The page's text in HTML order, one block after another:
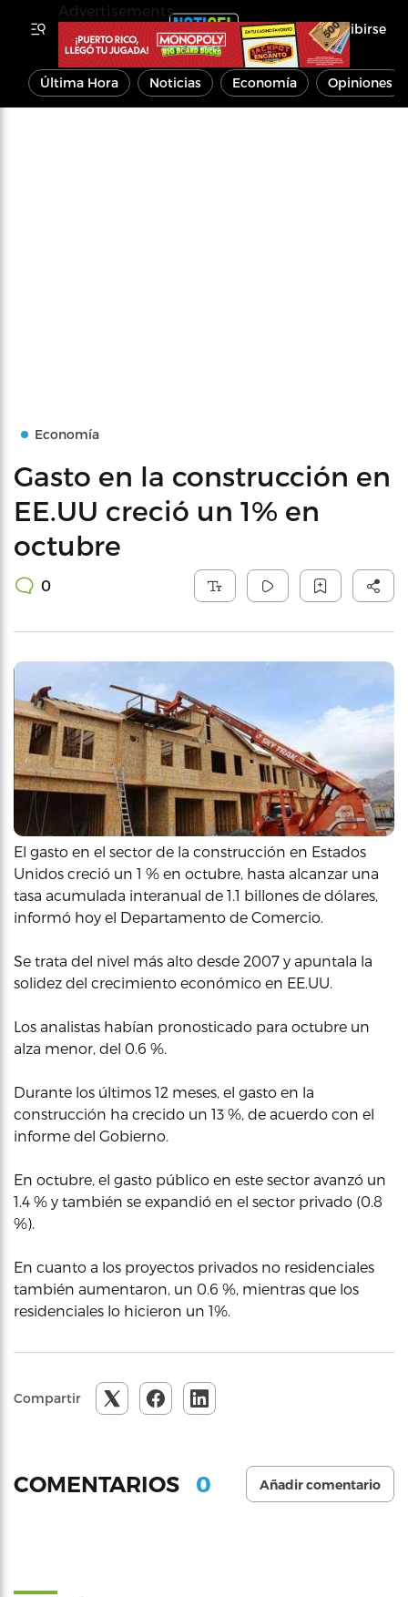
Inscribirse
Última Hora Noticias Economía Opiniones
Economía
Gasto en la construcción en
EE.UU creció un 1% en
octubre
0
El gasto en el sector de la construcción en Estados
Unidos creció un 1 % en octubre, hasta alcanzar una
tasa acumulada interanual de 1.1 billones de dólares,
informó hoy el Departamento de Comercio.
Se trata del nivel más alto desde 2007 y apuntala la
solidez del crecimiento económico en EE.UU.
Los analistas habían pronosticado para octubre un
alza menor, del 0.6 %.
Durante los últimos 12 meses, el gasto en la
construcción ha crecido un 13 %, de acuerdo con el
informe del Gobierno.
En octubre, el gasto público en este sector avanzó un
1.4 % y también se expandió en el sector privado (0.8
%).
En cuanto a los proyectos privados no residenciales
también aumentaron, un 0.6 %, mientras que los
residenciales lo hicieron un 1%.
Compartir
COMENTARIOS 0 Añadir comentario
Advertisements